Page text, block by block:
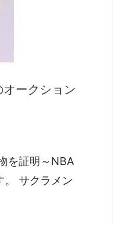
ークション
を証明～NBA
。 サクラメン